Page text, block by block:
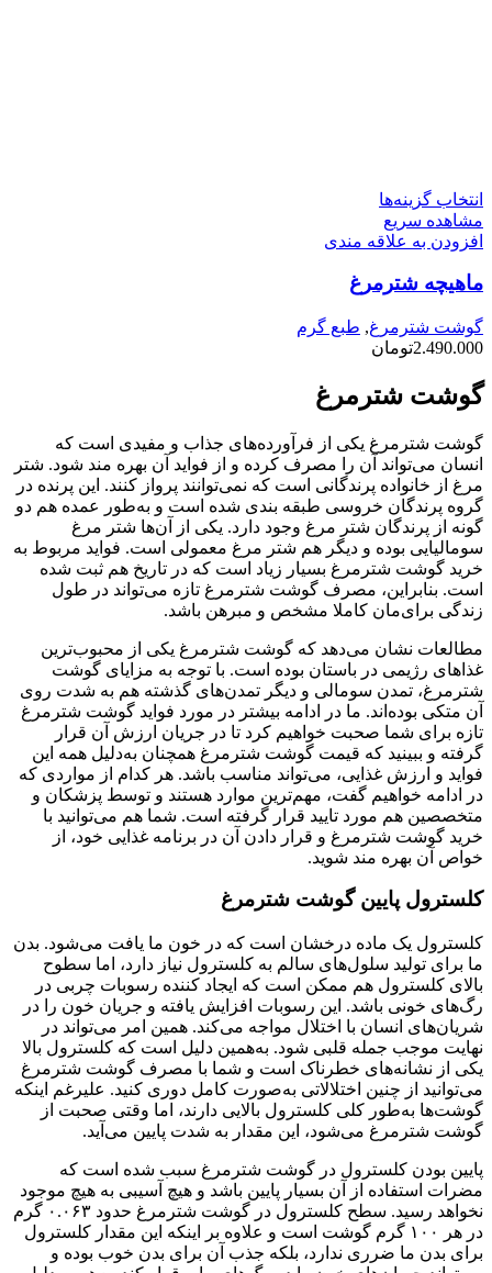
انتخاب گزینه‌ها
دارای
مختلفی
باشد.
گزینه
ممکن
است
صفحه
محصول
انتخاب
شوند
مشاهده سریع
افزودن به علاقه مندی
ماهیچه شترمرغ
گوشت شترمرغ, طبع گرم
2.490.000تومان
گوشت شترمرغ
گوشت شترمرغ یکی از فرآورده‌های جذاب و مفیدی است که
انسان می‌تواند آن را مصرف کرده و از فواید آن بهره مند شود. شتر
مرغ از خانواده پرندگانی است که نمی‌توانند پرواز کنند. این پرنده در
گروه پرندگان خروسی طبقه بندی شده است و به‌طور عمده هم دو
گونه از پرندگان شتر مرغ وجود دارد. یکی از آن‌ها شتر مرغ
سومالیایی بوده و دیگر هم شتر مرغ معمولی است. فواید مربوط به
خرید گوشت شترمرغ بسیار زیاد است که در تاریخ هم ثبت شده
است. بنابراین، مصرف گوشت شترمرغ تازه می‌تواند در طول
زندگی برای‌مان کاملا مشخص و مبرهن باشد.
مطالعات نشان می‌دهد که گوشت شترمرغ یکی از محبوب‌ترین
غذاهای رژیمی در باستان بوده است. با توجه به مزایای گوشت
شترمرغ، تمدن سومالی و دیگر تمدن‌های گذشته هم به شدت روی
آن متکی بوده‌اند. ما در ادامه بیشتر در مورد فواید گوشت شترمرغ
تازه برای شما صحبت خواهیم کرد تا در جریان ارزش آن قرار
گرفته و ببینید که قیمت گوشت شترمرغ همچنان به‌دلیل همه این
فواید و ارزش غذایی، می‌تواند مناسب باشد. هر کدام از مواردی که
در ادامه خواهیم گفت، مهم‌ترین موارد هستند و توسط پزشکان و
متخصصین هم مورد تایید قرار گرفته است. شما هم می‌توانید با
خرید گوشت شترمرغ و قرار دادن آن در برنامه غذایی خود، از
خواص آن بهره مند شوید.
کلسترول پایین گوشت شترمرغ
کلسترول یک ماده درخشان است که در خون ما یافت می‌شود. بدن
ما برای تولید سلول‌های سالم به کلسترول نیاز دارد، اما سطوح
بالای کلسترول هم ممکن است که ایجاد کننده رسوبات چربی در
رگ‌های خونی باشد. این رسوبات افزایش یافته و جریان خون را در
شریان‌های انسان با اختلال مواجه می‌کند. همین امر می‌تواند در
نهایت موجب جمله قلبی شود. به‌همین دلیل است که کلسترول بالا
یکی از نشانه‌های خطرناک است و شما با مصرف گوشت شترمرغ
می‌توانید از چنین اختلالاتی به‌صورت کامل دوری کنید. علیرغم اینکه
گوشت‌ها به‌طور کلی کلسترول بالایی دارند، اما وقتی صحبت از
گوشت شترمرغ می‌شود، این مقدار به شدت پایین می‌آید.
پایین بودن کلسترول در گوشت شترمرغ سبب شده است که
مضرات استفاده از آن بسیار پایین باشد و هیچ آسیبی به هیچ موجود
نخواهد رسید. سطح کلسترول در گوشت شترمرغ حدود ۰.۰۶۳ گرم
در هر ۱۰۰ گرم گوشت است و علاوه بر اینکه این مقدار کلسترول
برای بدن ما ضرری ندارد، بلکه جذب آن برای بدن خوب بوده و